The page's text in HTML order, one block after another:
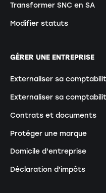
Transformer SNC en SA
Modifier statuts
GÉRER UNE ENTREPRISE
Externaliser sa
Externaliser sa
Contrats et documents
Protéger une marque
Domicile d'entreprise
Déclaration d'impôts